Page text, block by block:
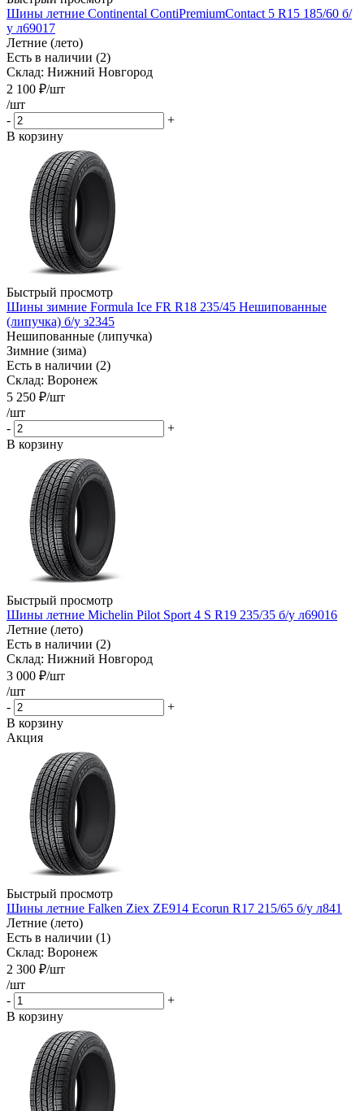
Шины летние Continental ContiPremiumContact 5 R15 185/60 б/
у л69017
Летние (лето)
Есть в наличии (2)
Склад: Нижний Новгород
2 100 ₽/шт
/шт
-
+
В корзину
Быстрый просмотр
Шины зимние Formula Ice FR R18 235/45 Нешипованные
(липучка) б/у з2345
Нешипованные (липучка)
Зимние (зима)
Есть в наличии (2)
Склад: Воронеж
5 250 ₽/шт
/шт
-
+
В корзину
Быстрый просмотр
Шины летние Michelin Pilot Sport 4 S R19 235/35 б/у л69016
Летние (лето)
Есть в наличии (2)
Склад: Нижний Новгород
3 000 ₽/шт
/шт
-
+
В корзину
Акция
Быстрый просмотр
Шины летние Falken Ziex ZE914 Ecorun R17 215/65 б/у л841
Летние (лето)
Есть в наличии (1)
Склад: Воронеж
2 300 ₽/шт
/шт
-
+
В корзину